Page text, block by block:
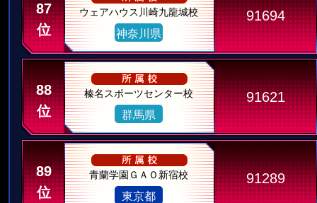
87
位
ウェアハウス川崎九龍城校
神奈川県
91694
88
位
榛名スポーツセンター校
群馬県
91621
89
位
青蘭学園ＧＡＯ新宿校
東京都
91289